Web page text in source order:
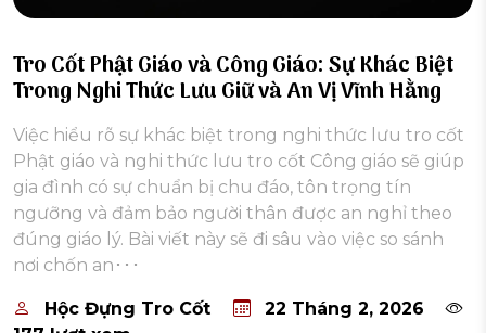
Tro Cốt Phật Giáo và Công Giáo: Sự Khác Biệt
Trong Nghi Thức Lưu Giữ và An Vị Vĩnh Hằng
Việc hiểu rõ sự khác biệt trong nghi thức lưu tro cốt
Phật giáo và nghi thức lưu tro cốt Công giáo sẽ giúp
gia đình có sự chuẩn bị chu đáo, tôn trọng tín
ngưỡng và đảm bảo người thân được an nghỉ theo
đúng giáo lý. Bài viết này sẽ đi sâu vào việc so sánh
nơi chốn an･･･
Hộc Đựng Tro Cốt
22 Tháng 2, 2026